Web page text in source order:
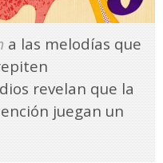
a las melodías que
revelan que la
juegan un